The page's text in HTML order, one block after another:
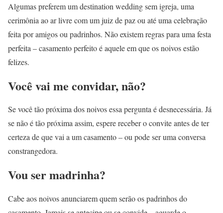
Algumas preferem um destination wedding sem igreja, uma
cerimônia ao ar livre com um juiz de paz ou até uma celebração
feita por amigos ou padrinhos. Não existem regras para uma festa
perfeita – casamento perfeito é aquele em que os noivos estão
felizes.
Você vai me convidar, não?
Se você tão próxima dos noivos essa pergunta é desnecessária. Já
se não é tão próxima assim, espere receber o convite antes de ter
certeza de que vai a um casamento – ou pode ser uma conversa
constrangedora.
Vou ser madrinha?
Cabe aos noivos anunciarem quem serão os padrinhos do